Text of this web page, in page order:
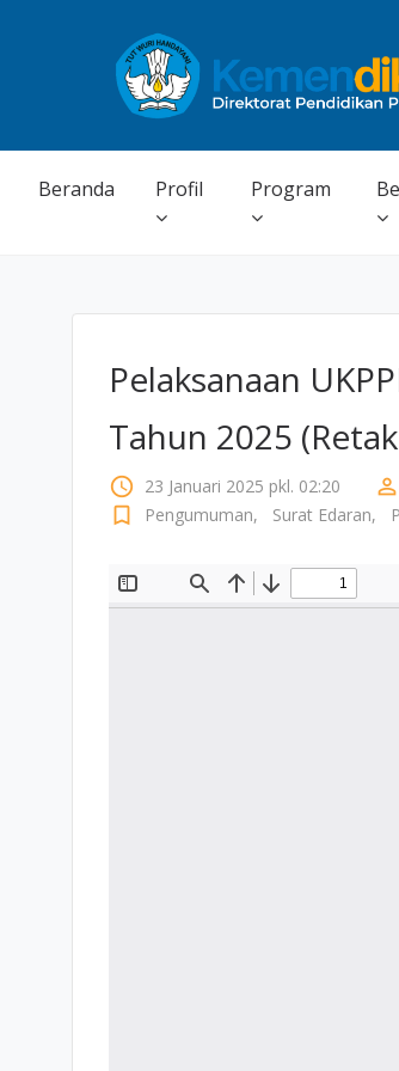
Beranda Profil Program
Pelaksanaan
Tahun 2025
access_time 23 Januari 2025 pkl. 02:20 perm_identity
bookmark_border Pengumuman, Surat Edaran,